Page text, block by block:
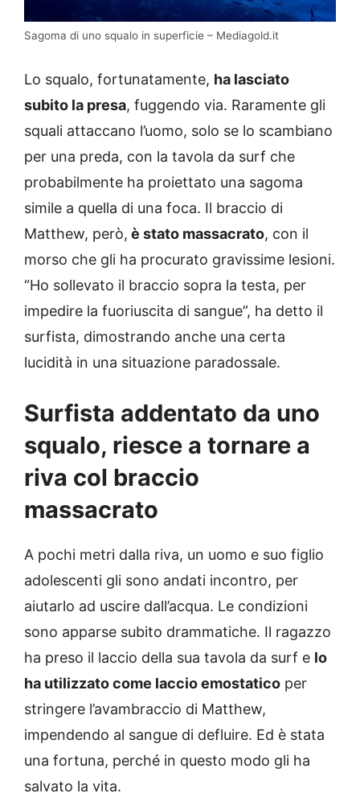
Sagoma di uno squalo in superficie – Mediagold.it
Lo squalo, fortunatamente, ha lasciato
subito la presa, fuggendo via. Raramente gli
squali attaccano l’uomo, solo se lo scambiano
per una preda, con la tavola da surf che
probabilmente ha proiettato una sagoma
simile a quella di una foca. Il braccio di
Matthew, però, è stato massacrato, con il
morso che gli ha procurato gravissime lesioni.
“Ho sollevato il braccio sopra la testa, per
impedire la fuoriuscita di sangue”, ha detto il
surfista, dimostrando anche una certa
lucidità in una situazione paradossale.
Surfista addentato da uno
squalo, riesce a tornare a
riva col braccio
massacrato
A pochi metri dalla riva, un uomo e suo figlio
adolescenti gli sono andati incontro, per
aiutarlo ad uscire dall’acqua. Le condizioni
sono apparse subito drammatiche. Il ragazzo
ha preso il laccio della sua tavola da surf e lo
ha utilizzato come laccio emostatico per
stringere l’avambraccio di Matthew,
impendendo al sangue di defluire. Ed è stata
una fortuna, perché in questo modo gli ha
salvato la vita.